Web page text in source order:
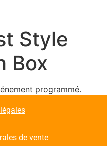
Style
Box
programmé.
de vente